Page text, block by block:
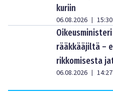
kuriin
06.08.2026 | 15:30
rääkkääjiltä –
rikkomisesta
06.08.2026 | 14:27